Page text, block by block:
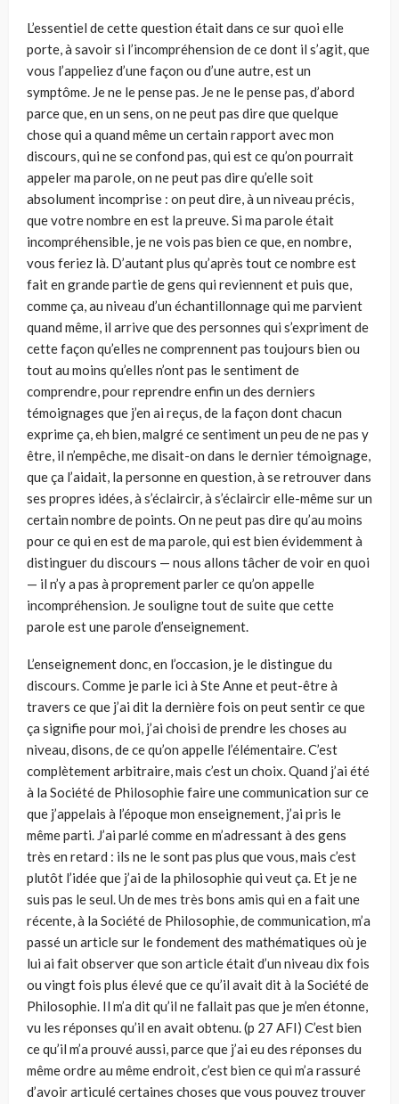
L’essentiel de cette question était dans ce sur quoi elle
porte, à savoir si l’incompréhension de ce dont il s’agit, que
vous l’appeliez d’une façon ou d’une autre, est un
symptôme. Je ne le pense pas. Je ne le pense pas, d’abord
parce que, en un sens, on ne peut pas dire que quelque
chose qui a quand même un certain rapport avec mon
discours, qui ne se confond pas, qui est ce qu’on pourrait
appeler ma parole, on ne peut pas dire qu’elle soit
absolument incomprise : on peut dire, à un niveau précis,
que votre nombre en est la preuve. Si ma parole était
incompréhensible, je ne vois pas bien ce que, en nombre,
vous feriez là. D’autant plus qu’après tout ce nombre est
fait en grande partie de gens qui reviennent et puis que,
comme ça, au niveau d’un échantillonnage qui me parvient
quand même, il arrive que des personnes qui s’expriment de
cette façon qu’elles ne comprennent pas toujours bien ou
tout au moins qu’elles n’ont pas le sentiment de
comprendre, pour reprendre enfin un des derniers
témoignages que j’en ai reçus, de la façon dont chacun
exprime ça, eh bien, malgré ce sentiment un peu de ne pas y
être, il n’empêche, me disait-on dans le dernier témoignage,
que ça l’aidait, la personne en question, à se retrouver dans
ses propres idées, à s’éclaircir, à s’éclaircir elle-même sur un
certain nombre de points. On ne peut pas dire qu’au moins
pour ce qui en est de ma parole, qui est bien évidemment à
distinguer du discours — nous allons tâcher de voir en quoi
— il n’y a pas à proprement parler ce qu’on appelle
incompréhension. Je souligne tout de suite que cette
parole est une parole d’enseignement.
L’enseignement donc, en l’occasion, je le distingue du
discours. Comme je parle ici à Ste Anne et peut-être à
travers ce que j’ai dit la dernière fois on peut sentir ce que
ça signifie pour moi, j’ai choisi de prendre les choses au
niveau, disons, de ce qu’on appelle l’élémentaire. C’est
complètement arbitraire, mais c’est un choix. Quand j’ai été
à la Société de Philosophie faire une communication sur ce
que j’appelais à l’époque mon enseignement, j’ai pris le
même parti. J’ai parlé comme en m’adressant à des gens
très en retard : ils ne le sont pas plus que vous, mais c’est
plutôt l’idée que j’ai de la philosophie qui veut ça. Et je ne
suis pas le seul. Un de mes très bons amis qui en a fait une
récente, à la Société de Philosophie, de communication, m’a
passé un article sur le fondement des mathématiques où je
lui ai fait observer que son article était d’un niveau dix fois
ou vingt fois plus élevé que ce qu’il avait dit à la Société de
Philosophie. Il m’a dit qu’il ne fallait pas que je m’en étonne,
vu les réponses qu’il en avait obtenu. (p 27 AFI) C’est bien
ce qu’il m’a prouvé aussi, parce que j’ai eu des réponses du
même ordre au même endroit, c’est bien ce qui m’a rassuré
d’avoir articulé certaines choses que vous pouvez trouver